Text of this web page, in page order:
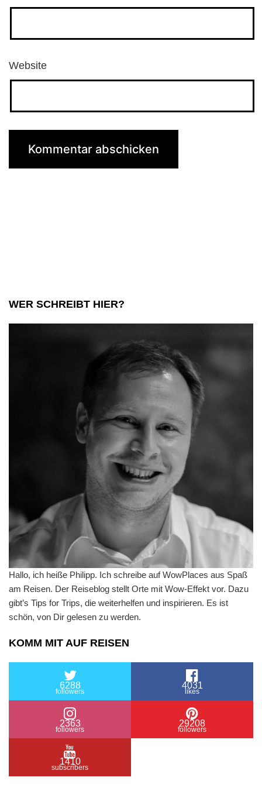
Website
WER SCHREIBT HIER?
Hallo, ich heiße Philipp. Ich schreibe auf WowPlaces aus Spaß
am Reisen. Der Reiseblog stellt Orte mit Wow-Effekt vor. Dazu
gibt’s Tips for Trips, die weiterhelfen und inspirieren. Es ist
schön, von Dir gelesen zu werden.
KOMM MIT AUF REISEN
6288
followers
4031
likes
2363
followers
29208
followers
1410
subscribers